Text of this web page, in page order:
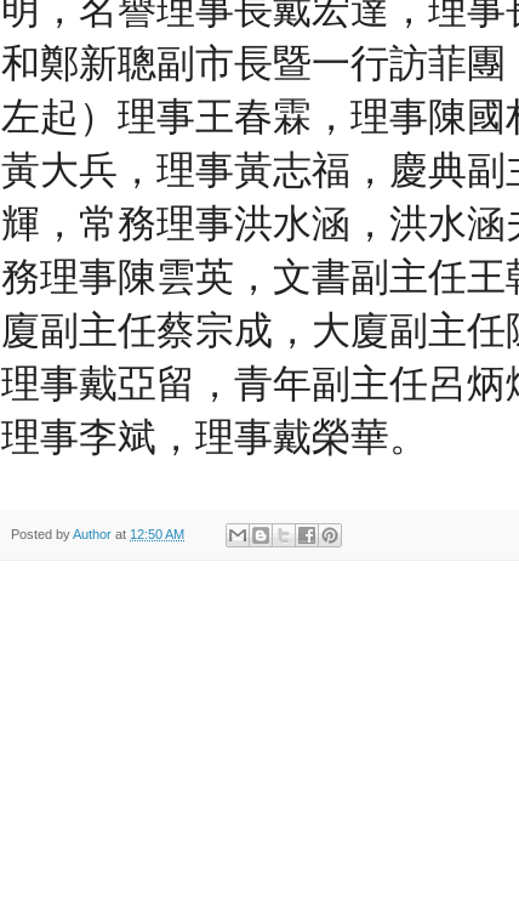
明，名譽理事長戴宏達，理事
和鄭新聰副市長暨一行訪菲團
左起）理事王春霖，理事陳國
黃大兵，理事黃志福，慶典副
輝，常務理事洪水涵，洪水涵
務理事陳雲英，文書副主任王
廈副主任蔡宗成，大廈副主任
理事戴亞留，青年副主任呂炳
理事李斌，理事戴榮華。
Posted byAuthor at 12:50 AM